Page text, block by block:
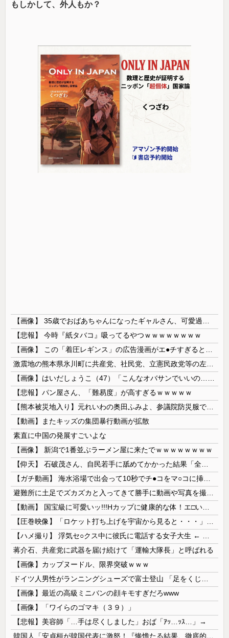
もしかして、外人もか？
【悲報】 今時『紙タバコ』吸ってるやつｗｗｗｗｗｗｗｗ
【悲報】パン屋さん、「難易度」が高すぎるｗｗｗｗｗ
【動画】またキッズの集団暴行動画が拡散
素直に中国の発展すごいよな
【画像】 新潟で1番並ぶラーメン屋に来たでｗｗｗｗｗｗｗｗ
蒋介石、共産党に武器を届け続けて「運輸大隊長」と呼ばれる
【画像】カップヌードル、限界突破ｗｗｗ
【画像】最近の高級ミニバンの顔キモすぎだろwww
【画像】「ワイらのゴマキ（３９）」
【悲報】美容師「…手は尽くしました」おば「ｱｯ…ｯｽ…」→